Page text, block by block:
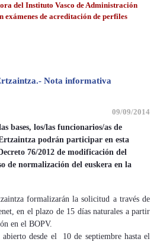
del Instituto Vasco de Administración
exámenes de acreditación de perfiles
Nota informativa
09/09/2014
bases, los/las funcionarios/as de
podrán participar en esta
76/2012 de modificación del
de normalización del euskera en la
formalizarán la solicitud a través de
en el plazo de 15 días naturales a partir
en el BOPV.
desde el 10 de septiembre hasta el